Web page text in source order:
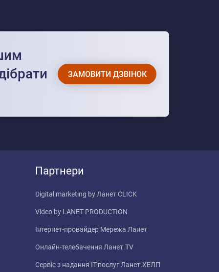
ЗАМОВИТИ ДЗВІНОК
Партнери
Digital marketing by Ланет CLICK
Video by LANET PRODUCTION
Інтернет-провайдер Мережа Ланет
Онлайн-телебачення Ланет.TV
Сервіс з надання IT-послуг Ланет.ХЕЛП